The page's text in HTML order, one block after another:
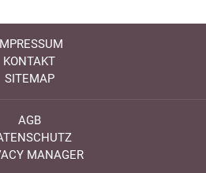
KONTAKT
SITEMAP
AGB
MANAGER